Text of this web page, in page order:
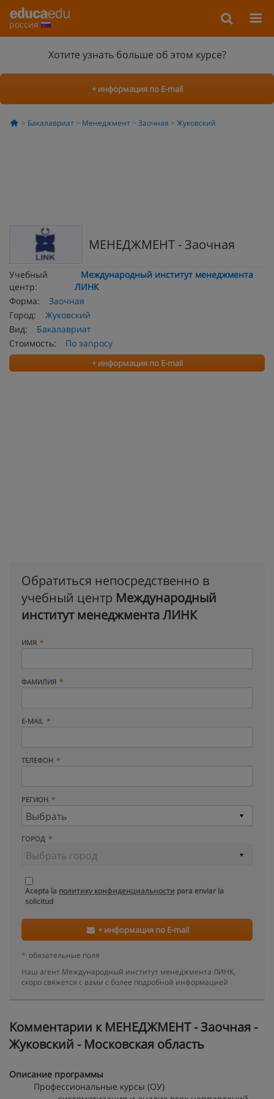
россия
Хотите узнать больше об этом курсе?
+ информация по E-mail
Бакалавриат Менеджмент Заочная Жуковский
МЕНЕДЖМЕНТ - Заочная
Учебный
центр:
Международный институт менеджмента
ЛИНК
Форма:
Заочная
Город:
Жуковский
Вид:
Бакалавриат
Стоимость:
По запросу
+ информация по E-mail
Обратиться непосредственно в
учебный центр Международный
институт менеджмента ЛИНК
ИМЯ
ФАМИЛИЯ
E-MAIL
ТЕЛЕФОН
РЕГИОН
ГОРОД
Acepta la политику конфиденциальности para enviar la
solicitud
+ информация по E-mail
* обязательные поля
Наш агент Международный институт менеджмента ЛИНК,
скоро свяжется с вами с более подробной информацией
Kомментарии к МЕНЕДЖМЕНТ - Заочная -
Жуковский - Московская область
Описание программы
Профессиональные курсы (ОУ)